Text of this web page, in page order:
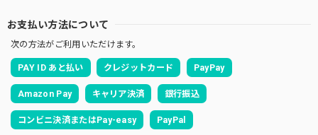
お支払い方法について
次の方法がご利用いただけます。
PAY ID あと払い クレジットカード PayPay
Amazon Pay キャリア決済 銀行振込
コンビニ決済またはPay-easy PayPal